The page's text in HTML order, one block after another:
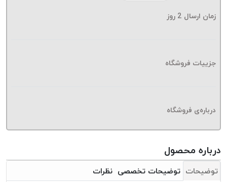
زتا
نخ
امگا
بافت
بدون
موم
زمان ارسال 2 روز
جزییات فروشگاه
درباره‌ی فروشگاه
درباره محصول
توضیحات توضیحات تخصصی نظرات